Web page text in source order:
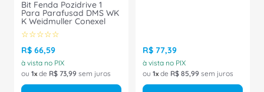
Bit Fenda Pozidrive 1
Para Parafusad DMS WK
K Weidmuller Conexel
☆☆☆☆☆
R$ 66,59
à vista no PIX
ou 1 de R$ 73,99 sem juros
R$ 77,39
à vista no PIX
ou 1 de R$ 85,99 sem juros